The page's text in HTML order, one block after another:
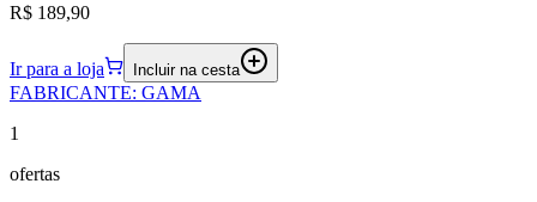
R$ 189,90
Ir para a loja Incluir na cesta
FABRICANTE: GAMA
1
ofertas